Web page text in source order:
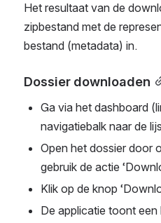
Het resultaat van de
zipbestand met de
bestand (metadata) in.
Dossier downloaden
Ga via het dashboard
navigatiebalk naar de
Open het dossier door
gebruik de actie
Klik op de knop
De applicatie toont